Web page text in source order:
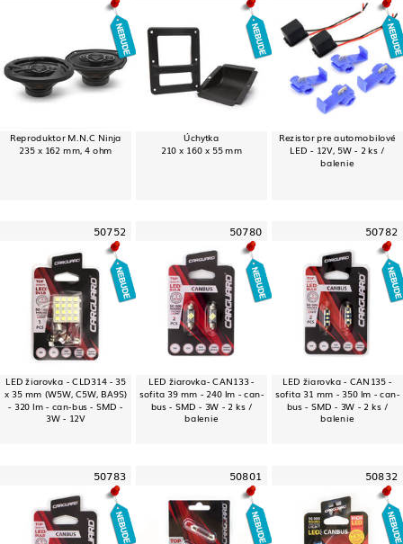
Reproduktor M.N.C Ninja
235 x 162 mm, 4 ohm
Úchytka
210 x 160 x 55 mm
Rezistor pre automobilové
LED - 12V, 5W - 2 ks /
balenie
50752
LED žiarovka - CLD314 - 35
x 35 mm (W5W, C5W, BA9S)
- 320 lm - can-bus - SMD -
3W - 12V
50780
LED žiarovka- CAN133 -
sofita 39 mm - 240 lm - can-
bus - SMD - 3W - 2 ks /
balenie
50782
LED žiarovka - CAN135 -
sofita 31 mm - 350 lm - can-
bus - SMD - 3W - 2 ks /
balenie
50783 50801 50832